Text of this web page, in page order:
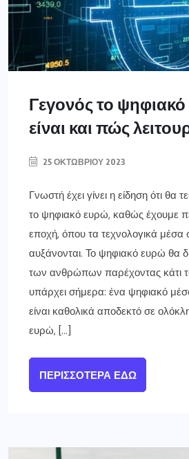
Γεγονός το
είναι και πώς
25 ΟΚΤΩΒΡΊΟΥ 2023
Γνωστή έχει γίνει η είδηση ότι θα
το ψηφιακό ευρώ, καθώς έχουμε
εποχή, όπου τα τεχνολογικά μέσα
αυξάνονται. Το ψηφιακό ευρώ θα
των ανθρώπων παρέχοντας κάτι
υπάρχει σήμερα: ένα ψηφιακό
είναι καθολικά αποδεκτό σε
ευρώ, […]
ΠΕΡΙΣΣΌΤΕΡΑ ΕΔΏ